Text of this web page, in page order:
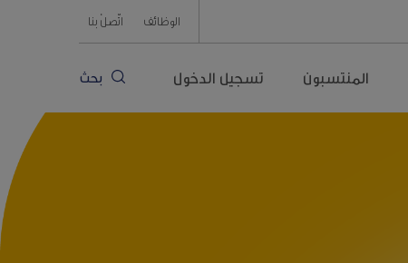
الوظائف اتّصلْ بنا
المنتسبون تسجيل الدخول بحث